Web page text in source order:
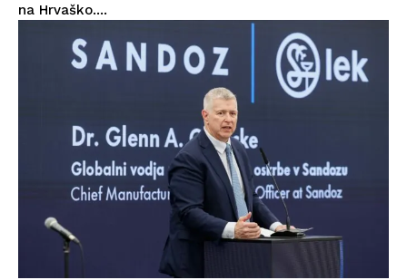
na Hrvaško....